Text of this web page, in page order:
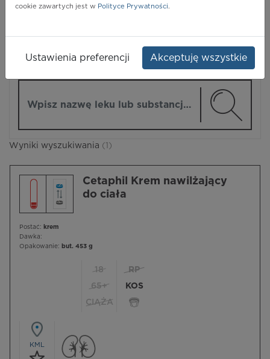
Wyniki wyszukiwania (1)
Cetaphil Krem nawilżający
do ciała
Postać: krem
Dawka:
Opakowanie: but. 453 g
18
65+
CIĄŻA
RP
KOS
KML
cookie zawartych jest w Polityce Prywatności.
Ustawienia preferencji Akceptuję wszystkie